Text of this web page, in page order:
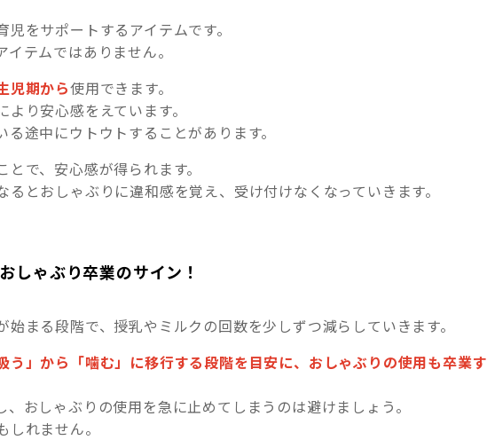
をサポートするアイテムです。
テムではありません。
児期から使用できます。
り安心感をえています。
途中にウトウトすることがあります。
で、安心感が得られます。
るとおしゃぶりに違和感を覚え、受け付けなくなっていきます。
しゃぶり卒業のサイン！
まる段階で、授乳やミルクの回数を少しずつ減らしていきます。
う」から「噛む」に移行する段階を目安に、おしゃぶりの使用も卒業す
、おしゃぶりの使用を急に止めてしまうのは避けましょう。
れません。